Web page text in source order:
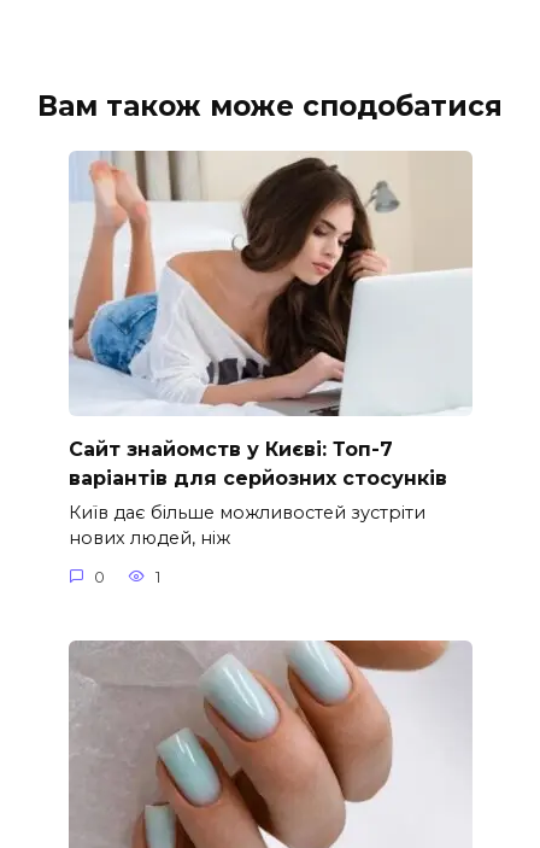
Вам також може сподобатися
Сайт знайомств у Києві: Топ-7
варіантів для серйозних стосунків
Київ дає більше можливостей зустріти
нових людей, ніж
0 1